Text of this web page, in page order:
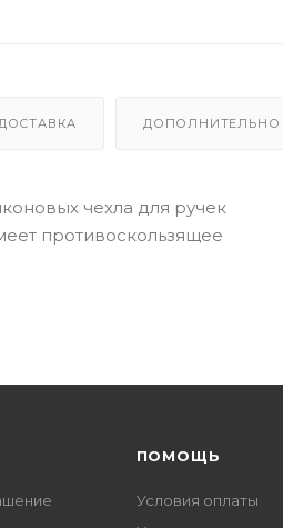
ДОПОЛНИТЕЛЬНО
чехла для ручек
противоскользящее
ПОМОЩЬ
Условия оплаты